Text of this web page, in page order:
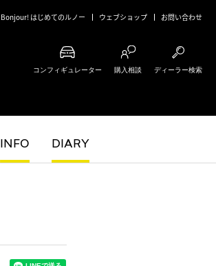
Bonjour! はじめてのルノー ウェブショップ お問い合わせ
コンフィギュレーター 購入相談 ディーラー検索
INFO DIARY